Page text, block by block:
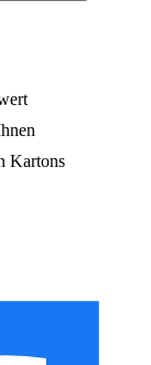
Kartons